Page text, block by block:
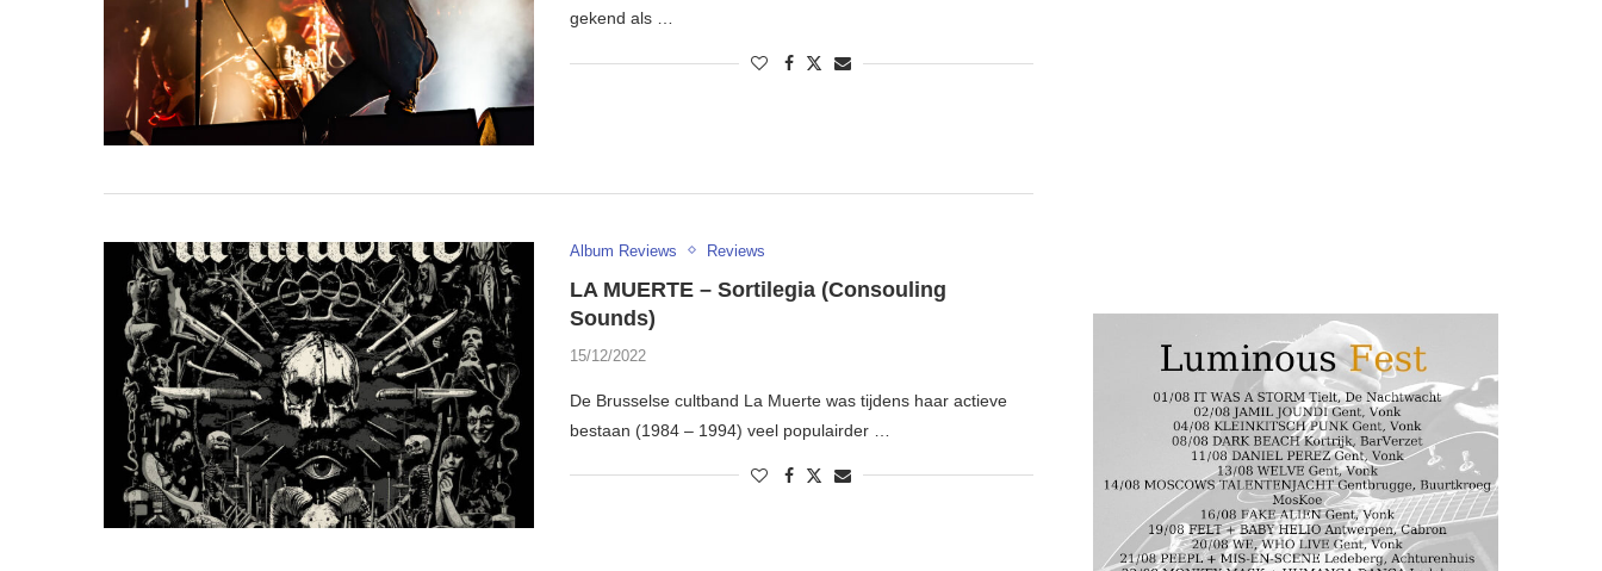
gekend als …
Album Reviews Reviews
LA MUERTE – Sortilegia (Consouling
Sounds)
15/12/2022
De Brusselse cultband La Muerte was tijdens haar actieve
bestaan (1984 – 1994) veel populairder …